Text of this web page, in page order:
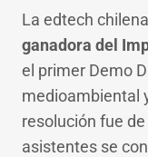
La edtech chilena
ganadora del
el primer Demo
medioambiental
resolución fue
asistentes se